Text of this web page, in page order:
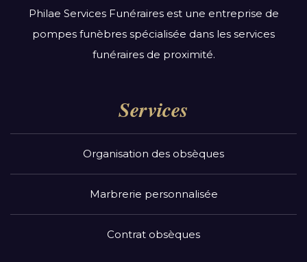
Philae Services Funéraires est une entreprise de
pompes funèbres spécialisée dans les services
funéraires de proximité.
Services
Organisation des obsèques
Marbrerie personnalisée
Contrat obsèques